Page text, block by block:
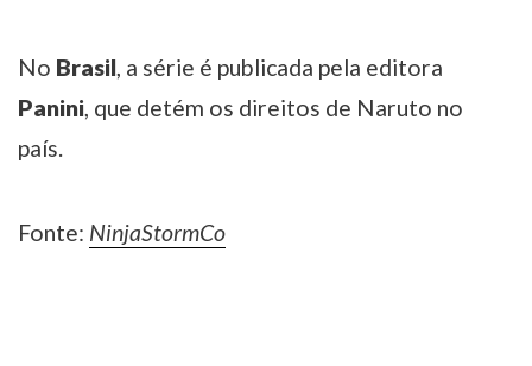
No Brasil, a série é publicada pela editora
Panini, que detém os direitos de Naruto no
país.
Fonte: NinjaStormCo